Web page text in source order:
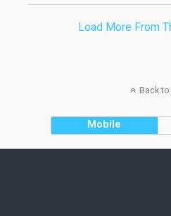
Load More From
Back
Mobile